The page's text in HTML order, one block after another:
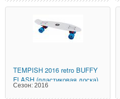
TEMPISH 2016 retro BUFFY
FLASH (пластиковая доска)
+подсве
Сезон: 2016